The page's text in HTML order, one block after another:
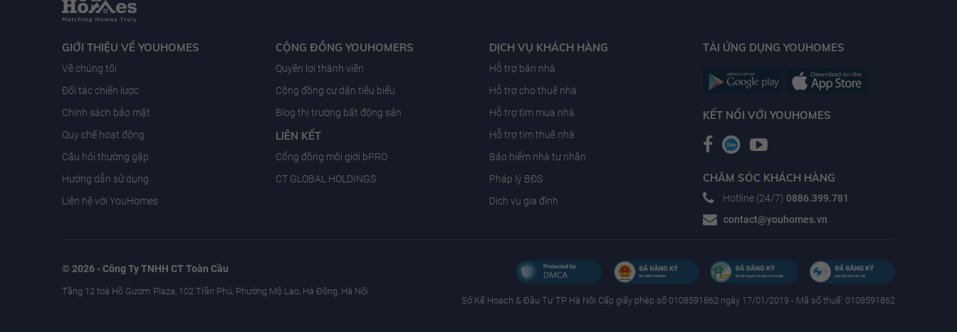
GIỚI THIỆU VỀ YOUHOMES
Về chúng tôi
Đối tác chiến lược
Chính sách bảo mật
Quy chế hoạt động
Câu hỏi thường gặp
Hướng dẫn sử dụng
Liên hệ với YouHomes
CỘNG ĐỒNG YOUHOMERS
Quyền lợi thành viên
Cộng đồng cư dân tiêu biểu
Blog thị trường bất động sản
LIÊN KẾT
Cổng đồng môi giới bPRO
CT GLOBAL HOLDINGS
DỊCH VỤ KHÁCH HÀNG
Hỗ trợ bán nhà
Hỗ trợ cho thuê nhà
Hỗ trợ tìm mua nhà
Hỗ trợ tìm thuê nhà
Bảo hiểm nhà tư nhân
Pháp lý BĐS
Dịch vụ gia đình
TẢI ỨNG DỤNG YOUHOMES
KẾT NỐI VỚI YOUHOMES
CHĂM SÓC KHÁCH HÀNG
Hotline (24/7) 0886.399.781
contact@youhomes.vn
© 2026 - Công Ty TNHH CT Toàn Cầu
Tầng 12 toà Hồ Gươm Plaza, 102 Trần Phú, Phường Mộ Lao, Hà Đông, Hà Nội
Sở Kế Hoạch & Ðầu Tư TP Hà Nội Cấp giấy phép số 0108591862 ngày 17/01/2019 - Mã số thuế: 0108591862